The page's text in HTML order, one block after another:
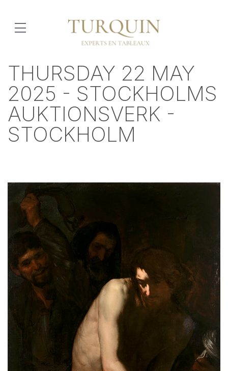
THURSDAY 22 MAY
2025 - STOCKHOLMS
AUKTIONSVERK -
STOCKHOLM